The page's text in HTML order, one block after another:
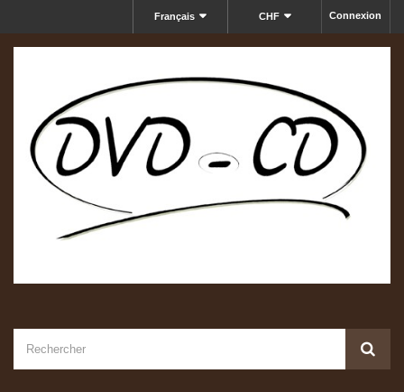
Connexion
CHF
Français